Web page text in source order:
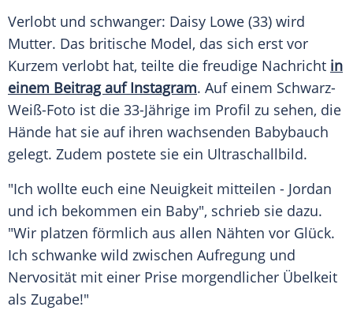
Verlobt und schwanger: Daisy Lowe (33) wird
Mutter. Das britische Model, das sich erst vor
Kurzem verlobt hat, teilte die freudige Nachricht in
einem Beitrag auf Instagram. Auf einem Schwarz-
Weiß-Foto ist die 33-Jährige im Profil zu sehen, die
Hände hat sie auf ihren wachsenden Babybauch
gelegt. Zudem postete sie ein Ultraschallbild.
"Ich wollte euch eine Neuigkeit mitteilen - Jordan
und ich bekommen ein Baby", schrieb sie dazu.
"Wir platzen förmlich aus allen Nähten vor Glück.
Ich schwanke wild zwischen Aufregung und
Nervosität mit einer Prise morgendlicher Übelkeit
als Zugabe!"